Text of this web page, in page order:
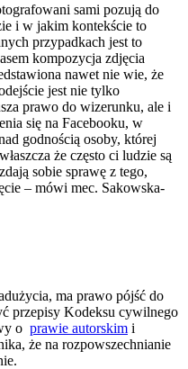
sami pozują do
i w jakim kontekście to
przypadkach jest to
kompozycja zdjęcia
nawet nie wie, że
jest nie tylko
prawo do wizerunku, ale i
się na Facebooku, w
godnością osoby, której
że często ci ludzie są
sobie sprawę z tego,
– mówi mec. Sakowska-
ma prawo pójść do
przepisy Kodeksu cywilnego
o prawie autorskim i
że na rozpowszechnianie